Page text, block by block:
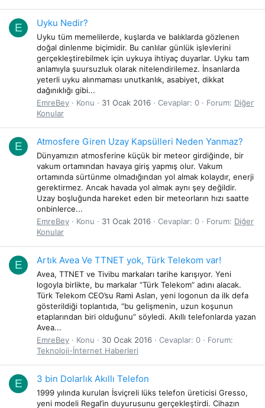
E Uyku Nedir?
Uyku tüm memelilerde, kuşlarda ve balıklarda gözlenen
doğal dinlenme biçimidir. Bu canlılar günlük işlevlerini
gerçekleştirebilmek için uykuya ihtiyaç duyarlar. Uyku tam
anlamıyla şuursuzluk olarak nitelendirilemez. İnsanlarda
yeterli uyku alınmaması unutkanlık, asabiyet, dikkat
dağınıklığı gibi...
EmreBey
Konu 31 Ocak 2016 Cevaplar: 0 Forum: Diğer
Konular
E Atmosfere Giren Uzay Kapsülleri Neden Yanmaz?
Dünyamızın atmosferine küçük bir meteor girdiğinde, bir
vakum ortamından havaya giriş yapmış olur. Vakum
ortamında sürtünme olmadığından yol almak kolaydır, enerji
gerektirmez. Ancak havada yol almak aynı şey değildir.
Uzay boşluğunda hareket eden bir meteorların hızı saatte
onbinlerce...
EmreBey
Konu 31 Ocak 2016 Cevaplar: 0 Forum: Diğer
Konular
E Artık Avea Ve TTNET yok, Türk Telekom var!
Avea, TTNET ve Tivibu markaları tarihe karışıyor. Yeni
logoyla birlikte, bu markalar “Türk Telekom” adını alacak.
Türk Telekom CEO’su Rami Aslan, yeni logonun da ilk defa
gösterildiği toplantıda, “bu gelişmenin, uzun koşunun
etaplarından biri olduğunu” söyledi. Akıllı telefonlarda yazan
Avea...
EmreBey
Konu 30 Ocak 2016 Cevaplar: 0
Forum:
Teknoloji-İnternet Haberleri
E 3 bin Dolarlık Akıllı Telefon
1999 yılında kurulan İsviçreli lüks telefon üreticisi Gresso,
yeni modeli Regal’in duyurusunu gerçekleştirdi. Cihazın